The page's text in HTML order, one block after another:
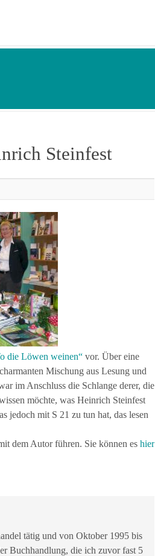
Steinfest
die Löwen weinen“ vor. Über eine
Mischung aus Lesung und
im Anschluss die Schlange derer, die
möchte, was Heinrich Steinfest
jedoch mit S 21 zu tun hat, das lesen
dem Autor führen. Sie können es hier
tätig und von Oktober 1995 bis
Buchhandlung, die ich zuvor fast 5